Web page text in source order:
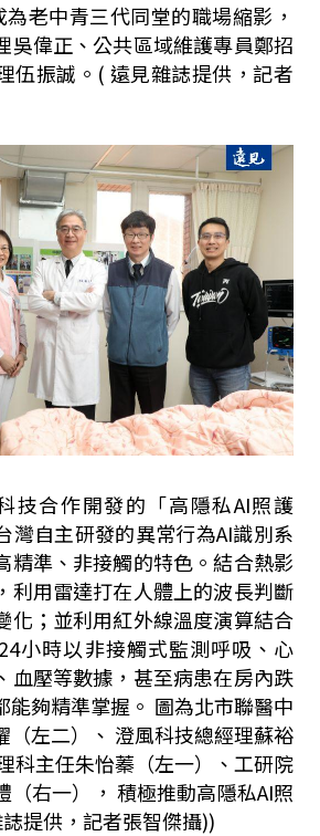
老中青三代同堂的職場縮影，
吳偉正、公共區域維護專員鄭招
伍振誠。( 遠見雜誌提供，記者
技合作開發的「高隱私AI照護
灣自主研發的異常行為AI識別系
精準、非接觸的特色。結合熱影
利用雷達打在人體上的波長判斷
化；並利用紅外線溫度演算結合
小時以非接觸式監測呼吸、心
血壓等數據，甚至病患在房內跌
能夠精準掌握。 圖為北市聯醫中
（左二）、 澄風科技總經理蘇裕
科主任朱怡蓁（左一）、工研院
（右一）， 積極推動高隱私AI照
提供，記者張智傑攝))